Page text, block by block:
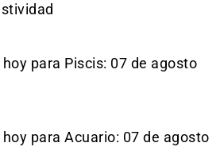
para Piscis: 07 de agosto
para Acuario: 07 de agosto